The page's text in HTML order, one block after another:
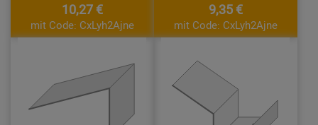
10,27 €
mit Code: CxLyh2Ajne
9,35 €
mit Code: CxLyh2Ajne